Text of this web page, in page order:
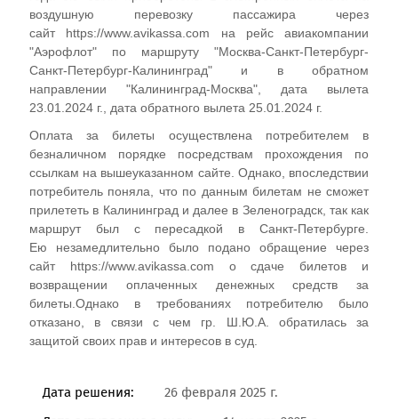
воздушную перевозку пассажира через
сайт https://www.avikassa.com на рейс авиакомпании
"Аэрофлот" по маршруту "Москва-Санкт-Петербург-
Санкт-Петербург-Калининград" и в обратном
направлении "Калининград-Москва", дата вылета
23.01.2024 г., дата обратного вылета 25.01.2024 г.
Оплата за билеты осуществлена потребителем в
безналичном порядке посредствам прохождения по
ссылкам на вышеуказанном сайте. Однако, впоследствии
потребитель поняла, что по данным билетам не сможет
прилететь в Калининград и далее в Зеленоградск, так как
маршрут был с пересадкой в Санкт-Петербурге.
Ею незамедлительно было подано обращение через
сайт https://www.avikassa.com о сдаче билетов и
возвращении оплаченных денежных средств за
билеты.Однако в требованиях потребителю было
отказано, в связи с чем гр. Ш.Ю.А. обратилась за
защитой своих прав и интересов в суд.
Дата решения:
26 февраля 2025 г.